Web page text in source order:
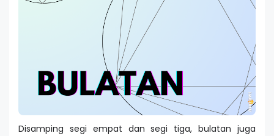
Disamping segi empat dan segi tiga, bulatan juga